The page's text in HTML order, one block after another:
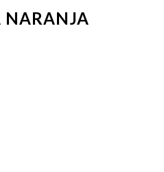
NARANJA